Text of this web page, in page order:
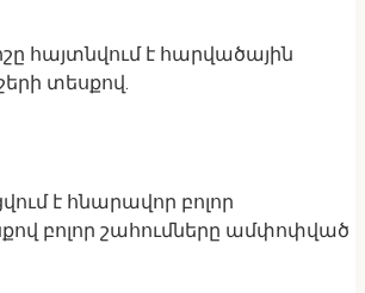
հայտնվում է հարվածային
տեսքով.
է հնարավոր բոլոր
բոլոր շահումները ամփոփված